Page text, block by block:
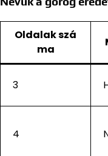
Oldalak szá
ma
3
4